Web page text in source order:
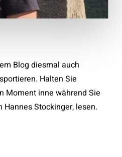
Blog diesmal auch
Halten Sie
Moment inne während Sie
Stockinger, lesen.